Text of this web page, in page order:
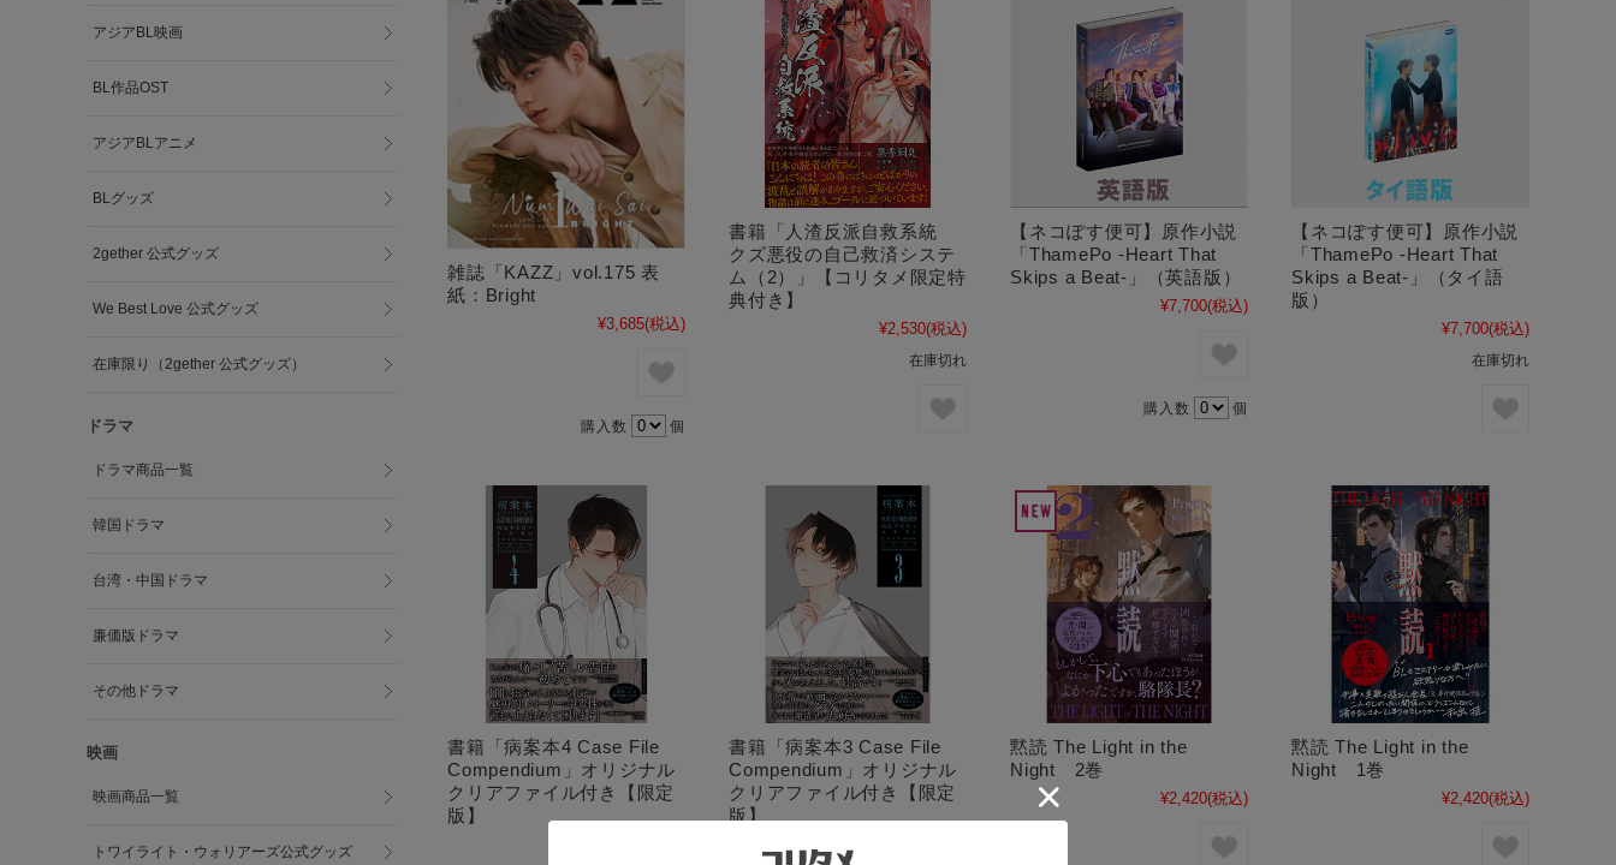
雑誌「KAZZ」vol.175 表
紙：Bright
¥3,685(税込)
購入数 個
書籍「人渣反派自救系統
クズ悪役の自己救済システ
ム（2）」【コリタメ限定特
典付き】
¥2,530(税込)
在庫切れ
【ネコぽす便可】原作小説
「ThamePo -Heart That
Skips a Beat-」（英語版）
¥7,700(税込)
購入数 個
【ネコぽす便可】原作小説
「ThamePo -Heart That
Skips a Beat-」（タイ語
版）
¥7,700(税込)
在庫切れ
書籍「病案本4 Case File
Compendium」オリジナル
クリアファイル付き【限定
版】
書籍「病案本3 Case File
Compendium」オリジナル
クリアファイル付き【限定
版】
黙読 The Light in the
Night 2巻
¥2,420(税込)
黙読 The Light in the
Night 1巻
¥2,420(税込)
アジアBL映画
BL作品OST
アジアBLアニメ
BLグッズ
2gether 公式グッズ
We Best Love 公式グッズ
在庫限り（2gether 公式グッズ）
ドラマ
ドラマ商品一覧
韓国ドラマ
台湾・中国ドラマ
廉価版ドラマ
その他ドラマ
映画
映画商品一覧
トワイライト・ウォリアーズ公式グッズ